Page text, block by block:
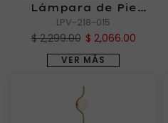
Lámpara de Pie
HARUKI
LPV-218-015
$ 2,299.00 $ 2,066.00
VER MÁS